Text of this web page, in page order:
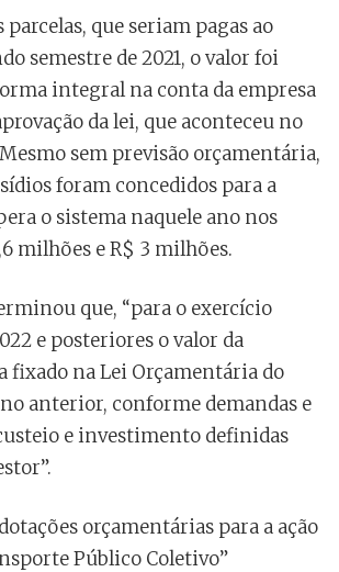
parcelas, que seriam pagas ao
semestre de 2021, o valor foi
integral na conta da empresa
da lei, que aconteceu no
sem previsão orçamentária,
foram concedidos para a
o sistema naquele ano nos
milhões e R$ 3 milhões.
que, “para o exercício
e posteriores o valor da
fixado na Lei Orçamentária do
anterior, conforme demandas e
e investimento definidas
orçamentárias para a ação
Público Coletivo”